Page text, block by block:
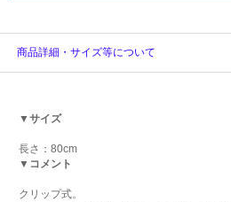
商品詳細・サイズ等について
▼サイズ
長さ：80cm
▼コメント
クリップ式。